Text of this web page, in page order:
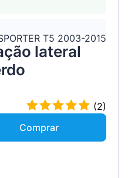
T5 2003-2015
lateral
(2)
Comprar